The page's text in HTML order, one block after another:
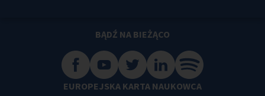
BĄDŹ NA BIEŻĄCO
EUROPEJSKA KARTA NAUKOWCA